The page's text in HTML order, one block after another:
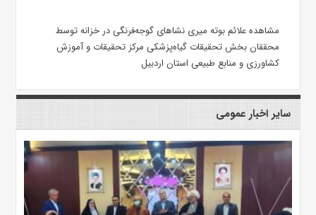
مشاهده علائم بوته میری نشاهای گوجه‌فرنگی در خزانه توسط
محققان بخش تحقیقات گیاه‌پزشکی مرکز تحقیقات و آموزش
کشاورزی و منابع طبیعی استان اردبیل
سایر اخبار عمومی